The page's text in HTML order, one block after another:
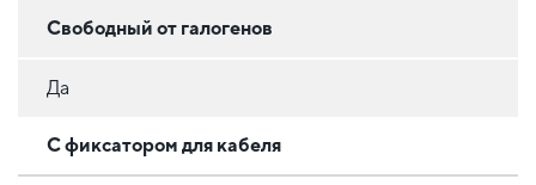
Свободный от галогенов
Да
С фиксатором для кабеля